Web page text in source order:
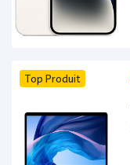
Top Produit